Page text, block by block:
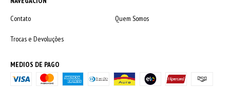
Contato
Quem Somos
Trocas e Devoluções
MEDIOS DE PAGO